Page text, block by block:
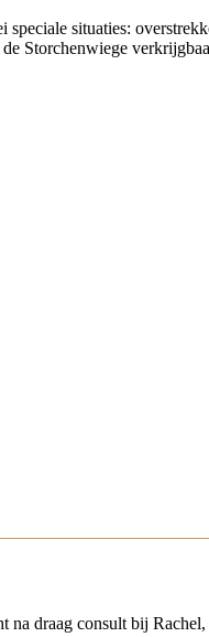
situaties:
Storchenwiege
draag consult bij